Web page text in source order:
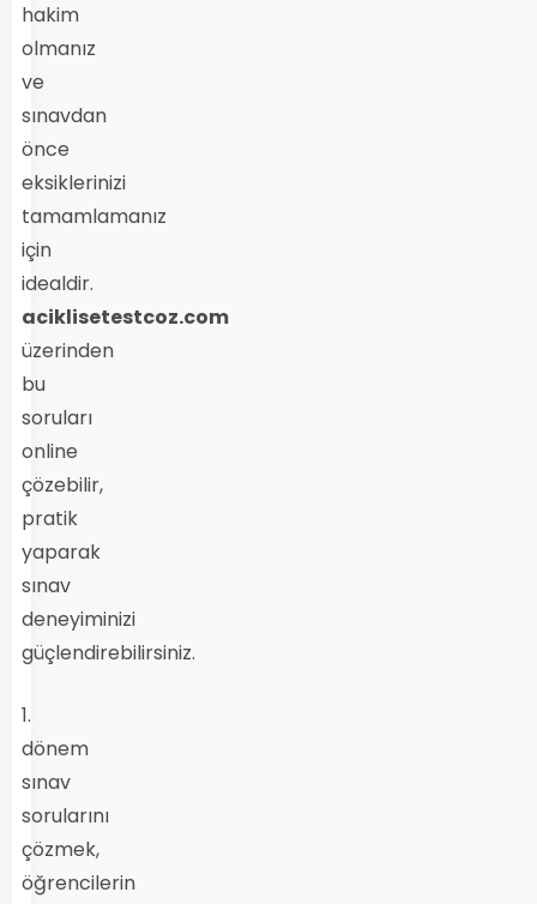
hakim
olmanız
ve
sınavdan
önce
eksiklerinizi
tamamlamanız
için
idealdir.
aciklisetestcoz.com
üzerinden
bu
soruları
online
çözebilir,
pratik
yaparak
sınav
deneyiminizi
güçlendirebilirsiniz.
1.
dönem
sınav
sorularını
çözmek,
öğrencilerin